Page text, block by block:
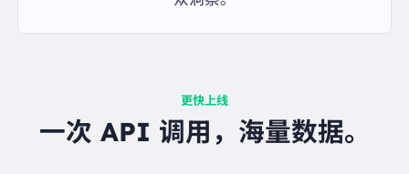
更快上线
一次 API 调用，海量数据。